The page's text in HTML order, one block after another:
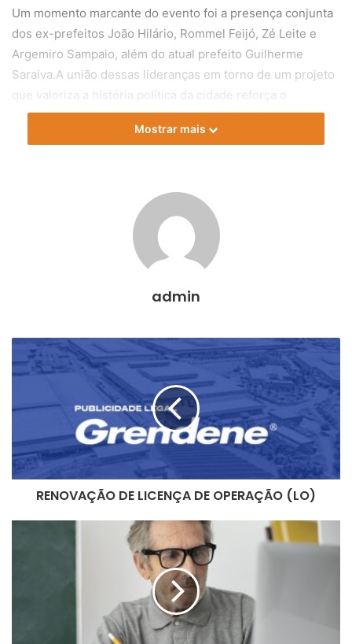
Um momento marcante do evento foi a presença conjunta
dos ex-prefeitos João Hilário, Rommel Feijó, Zé Leite e
Argemiro Sampaio, além do atual prefeito Guilherme
Saraiva.A união dessas lideranças em torno de um projeto
que valoriza a história política da cidade reforça o
compromisso coletivo com Barbalha. Todos fizeram uso da
palavra e enalteceram a importância da obra para as
Estiveram presentes os vereadores Dorivan Amaro, Odair
Matos, Marcelo Júnior, Antônio Ferreira, Matheus Saraiva,
Marcus Alencar, André Feitosa e Professor Ilânio, o vice-
prefeito Vevé Siqueira, ex-vereadores, lideranças
Os professores da URCA realizaram uma
estruturado, pesquisado e produzido—um trabalho
acadêmico criterioso que deverá ser concluído em até 1
Uma noite de união, memória e compromisso com a
história da cidade.
Mostrar mais
admin
RENOVAÇÃO DE LICENÇA DE OPERAÇÃO (LO)